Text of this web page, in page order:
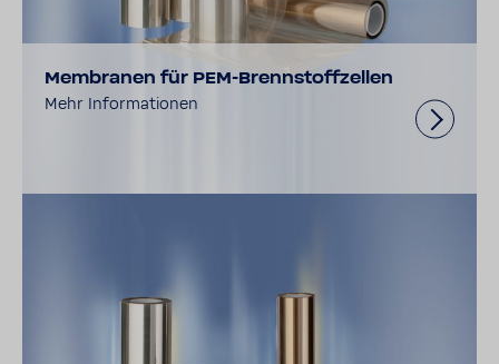
Membranen für PEM-Brennstoffzellen
Mehr Informationen